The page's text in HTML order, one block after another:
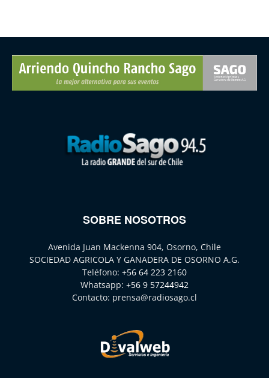
SOBRE NOSOTROS
Avenida Juan Mackenna 904, Osorno, Chile
SOCIEDAD AGRICOLA Y GANADERA DE OSORNO A.G.
Teléfono: +56 64 223 2160
Whatsapp: +56 9 57244942
Contacto: prensa@radiosago.cl